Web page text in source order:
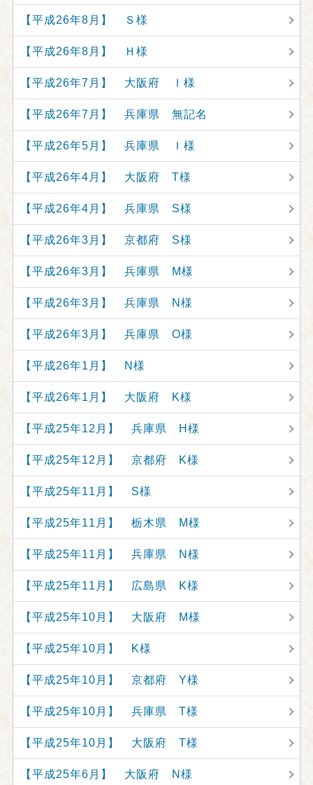
【平成26年8月】 Ｓ様
【平成26年8月】 Ｈ様
【平成26年7月】 大阪府 Ｉ様
【平成26年7月】 兵庫県 無記名
【平成26年5月】 兵庫県 Ｉ様
【平成26年4月】 大阪府 T様
【平成26年4月】 兵庫県 S様
【平成26年3月】 京都府 S様
【平成26年3月】 兵庫県 M様
【平成26年3月】 兵庫県 N様
【平成26年3月】 兵庫県 O様
【平成26年1月】 N様
【平成26年1月】 大阪府 K様
【平成25年12月】 兵庫県 H様
【平成25年12月】 京都府 K様
【平成25年11月】 S様
【平成25年11月】 栃木県 M様
【平成25年11月】 兵庫県 N様
【平成25年11月】 広島県 K様
【平成25年10月】 大阪府 M様
【平成25年10月】 K様
【平成25年10月】 京都府 Y様
【平成25年10月】 兵庫県 T様
【平成25年10月】 大阪府 T様
【平成25年6月】 大阪府 N様